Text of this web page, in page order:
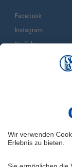
Service & Kontakt
Facebook
Instagram
YouTube